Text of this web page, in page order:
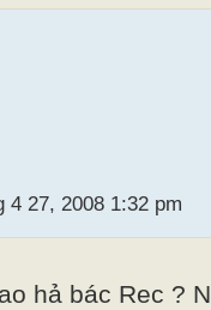
4 27, 2008 1:32 pm
hả bác Rec ?